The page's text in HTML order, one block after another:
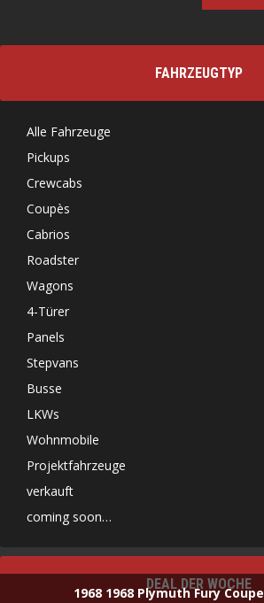
FAHRZEUGTYP
Alle Fahrzeuge
Pickups
Crewcabs
Coupès
Cabrios
Roadster
Wagons
4-Türer
Panels
Stepvans
Busse
LKWs
Wohnmobile
Projektfahrzeuge
verkauft
coming soon…
DEAL DER WOCHE
1968 1968 Plymuth Fury Coupe